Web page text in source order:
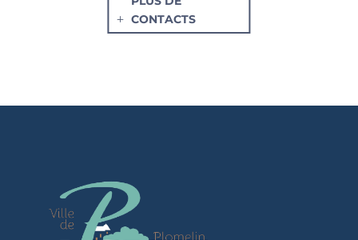
CONTACTS